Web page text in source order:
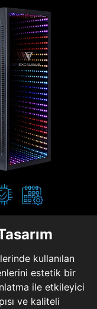
kullanılan
estetik bir
ile etkileyici
ve kaliteli